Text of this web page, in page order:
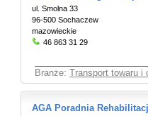
ul. Smolna 33
96-500 Sochaczew
mazowieckie
46 863 31 29
Branże: Transport towaru
AGA Poradnia